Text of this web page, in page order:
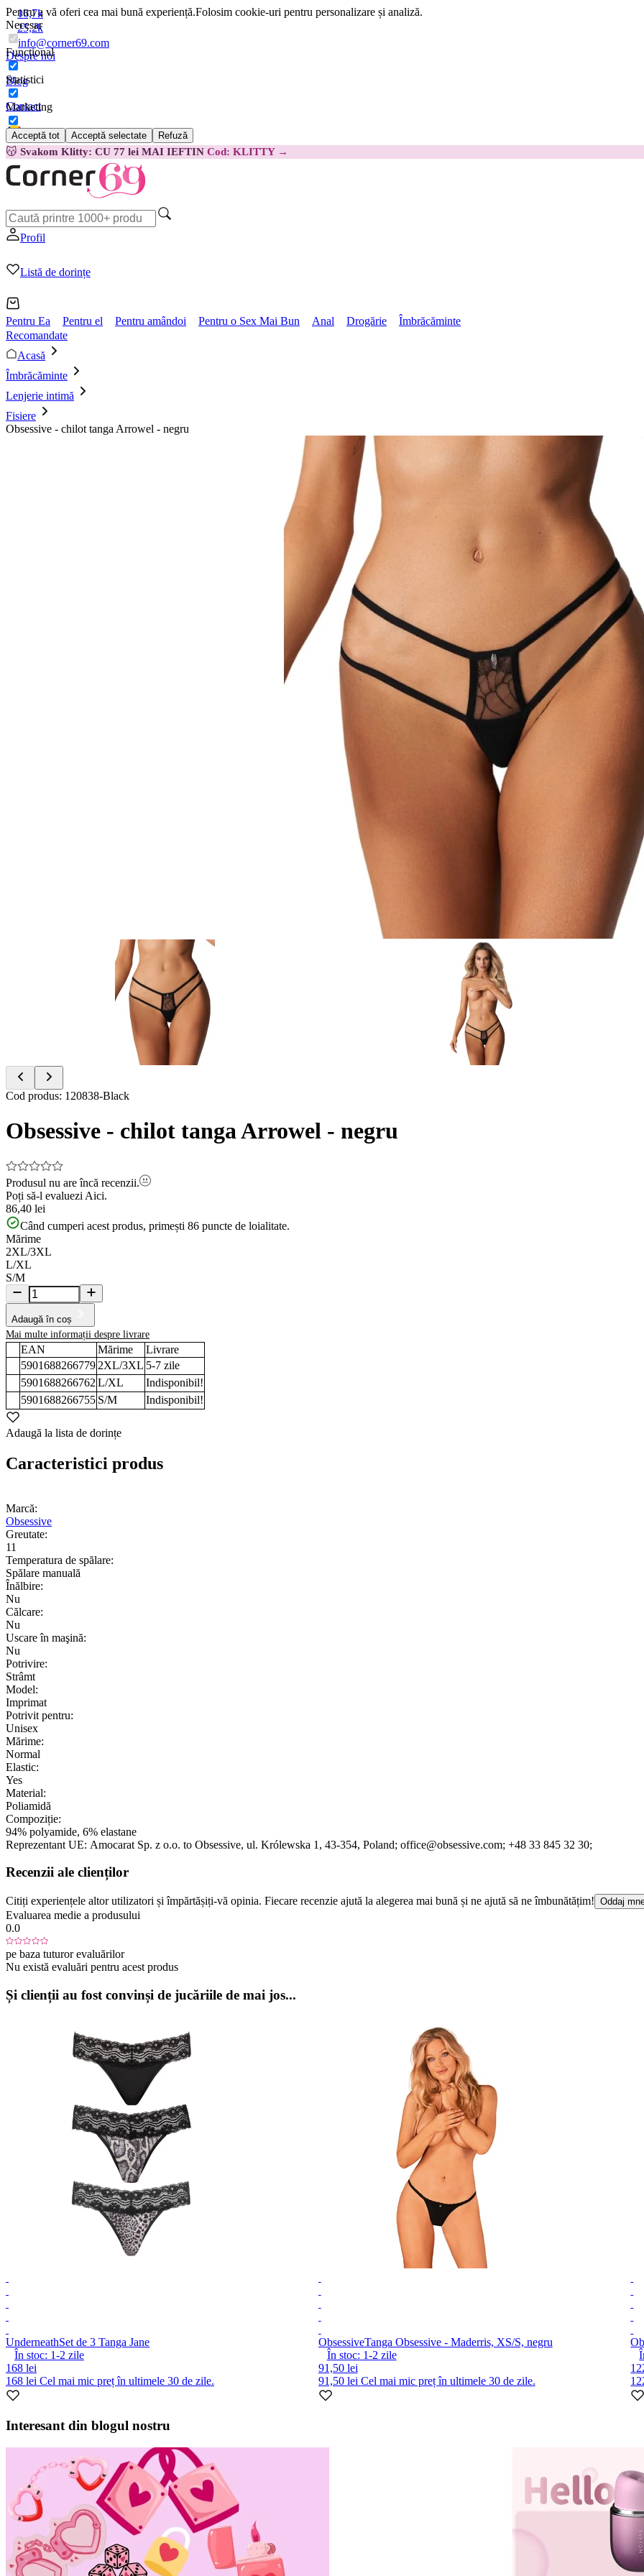
Pentru a vă oferi cea mai bună experiență.Folosim cookie-uri pentru personalizare și analiză.
Necesar
Funcțional
Statistici
Marketing
Acceptă tot Acceptă selectate Refuză
16,7k
25,2k
info@corner69.com
Despre noi
Blog
Contact
Română
😽 Svakom Klitty: CU 77 lei MAI IEFTIN Cod: KLITTY →
Profil
Listă de dorințe
Pentru Ea Pentru el Pentru amândoi Pentru o Sex Mai Bun Anal Drogărie
Îmbrăcăminte
Recomandate
Acasă
Îmbrăcăminte
Lenjerie intimă
Fisiere
Obsessive - chilot tanga Arrowel - negru
Item
of
3
Cod produs: 120838-Black
Obsessive - chilot tanga Arrowel - negru
Produsul nu are încă recenzii.
Poți să-l evaluezi Aici.
86,40 lei
Când cumperi acest produs, primești 86 puncte de loialitate.
Mărime
2XL/3XL
L/XL
S/M
Adaugă în coș
Mai multe informații despre livrare
EAN Mărime
Livrare
5901688266779 2XL/3XL 5-7 zile
5901688266762 L/XL
Indisponibil!
5901688266755 S/M Indisponibil!
Adaugă la lista de dorințe
Caracteristici produs
Marcă:
Obsessive
Greutate:
11
Temperatura de spălare:
Spălare manuală
Înălbire:
Nu
Călcare:
Nu
Uscare în maşină:
Nu
Potrivire:
Strâmt
Model:
Imprimat
Potrivit pentru:
Unisex
Mărime:
Normal
Elastic:
Yes
Material:
Poliamidă
Compoziție:
94% polyamide, 6% elastane
Reprezentant UE: Amocarat Sp. z o.o. to Obsessive, ul. Królewska 1 , 43-354, Poland; office@obsessive.com; +48 33 845 32 30;
Recenzii ale clienților
Citiți experiențele altor utilizatori și împărtășiți-vă opinia. Fiecare recenzie ajută la alegerea mai bună și ne ajută să ne îmbunătățim! Oddaj
Evaluarea medie a produsului
0.0
pe baza tuturor evaluărilor
Nu există evaluări pentru acest produs
Și clienții au fost convinși de jucăriile de mai jos...
UnderneathSet de 3 Tanga Jane
În stoc: 1-2 zile
168 lei
168 lei Cel mai mic preț în ultimele 30 de zile.
ObsessiveTanga Obsessive - Maderris, XS/S, negru
În stoc: 1-2 zile
91,50 lei
91,50 lei Cel mai mic preț în ultimele 30 de zile.
1
10
Interesant din blogul nostru